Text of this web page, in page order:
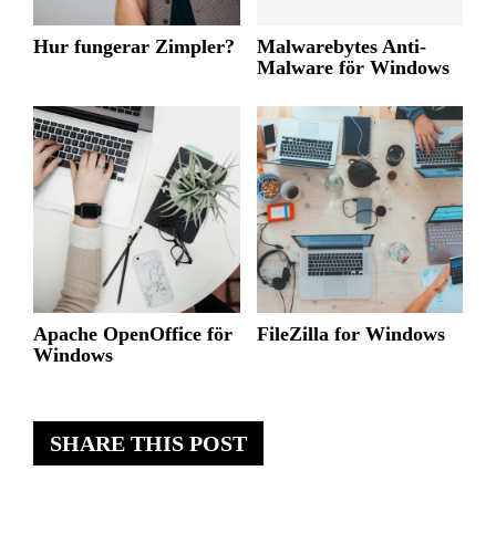
SHARE THIS POST
Hur fungerar Zimpler?
Malwarebytes Anti-
Malware för Windows
Apache OpenOffice för
Windows
FileZilla for Windows